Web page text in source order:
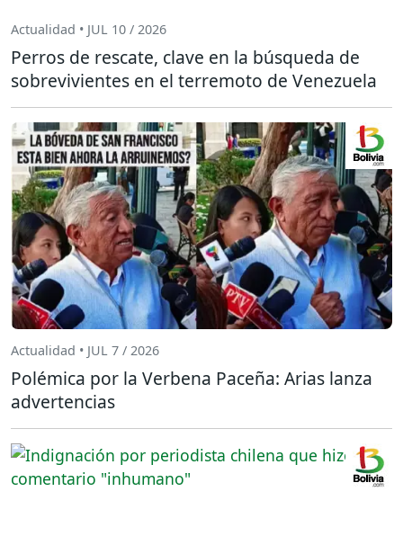
Actualidad • JUL 10 / 2026
Perros de rescate, clave en la búsqueda de
sobrevivientes en el terremoto de Venezuela
Actualidad • JUL 7 / 2026
Polémica por la Verbena Paceña: Arias lanza
advertencias